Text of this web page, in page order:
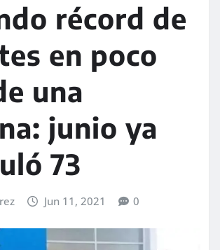
récord de
en poco
una
junio ya
73
Jun 11, 2021 0